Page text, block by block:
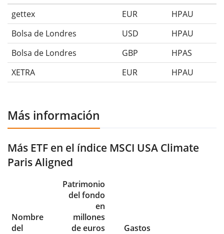
gettex
EUR
HPAU
Bolsa de Londres
USD
HPAU
Bolsa de Londres
GBP
HPAS
XETRA
EUR HPAU
Más información
Más ETF en el índice MSCI USA Climate
Paris Aligned
Nombre
del
Patrimonio
del fondo
en
millones
de euros
Gastos